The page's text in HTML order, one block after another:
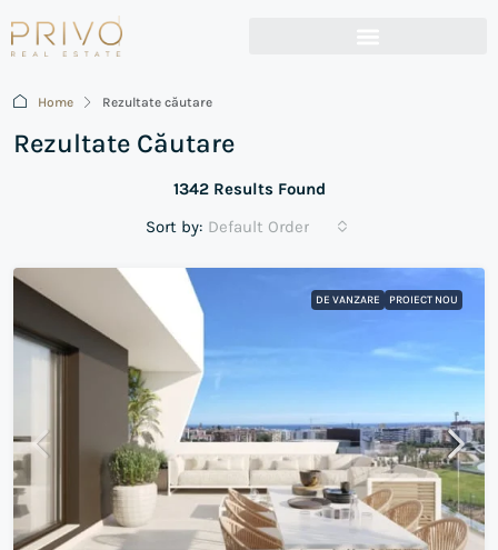
Home Rezultate căutare
Rezultate Căutare
1342 Results Found
Sort by: Default Order
DE VANZARE PROIECT NOU